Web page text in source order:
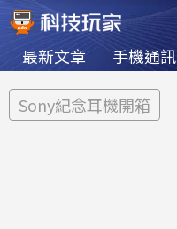
最新文章 手機通訊
Sony紀念耳機開箱